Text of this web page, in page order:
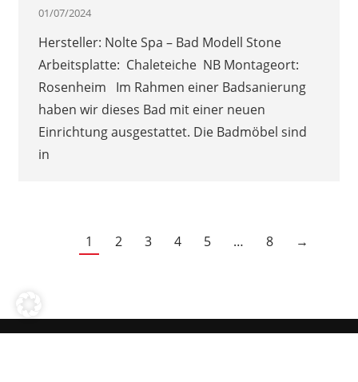
01/07/2024
Hersteller: Nolte Spa – Bad Modell Stone
Arbeitsplatte: Chaleteiche NB Montageort:
Rosenheim Im Rahmen einer Badsanierung
haben wir dieses Bad mit einer neuen
Einrichtung ausgestattet. Die Badmöbel sind
in
1 2 3 4 5 … 8 →
Rechtliches